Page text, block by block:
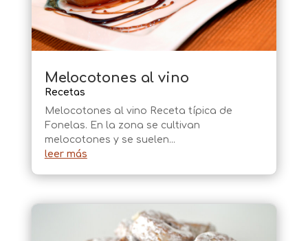
Melocotones al vino
Recetas
Melocotones al vino Receta típica de
Fonelas. En la zona se cultivan
melocotones y se suelen...
leer más